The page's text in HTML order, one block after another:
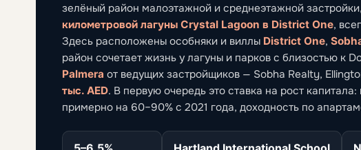
зелёный район малоэтажной и среднеэтажной
километровой лагуны Crystal Lagoon в District One,
Здесь расположены особняки и виллы District One,
район сочетает жизнь у лагуны и парков с близостью к
Palmera от ведущих застройщиков — Sobha Realty,
тыс. AED. В первую очередь это ставка на рост
примерно на 60–90% с 2021 года, доходность по